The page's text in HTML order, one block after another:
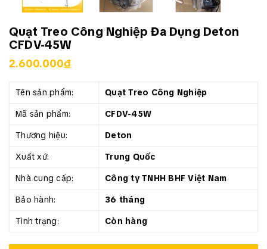
Quạt Treo Công Nghiệp Đa Dụng Deton
CFDV-45W
2.600.000₫
Tên sản phẩm:
Quạt Treo Công Nghiệp
Mã sản phẩm:
CFDV-45W
Thương hiệu:
Deton
Xuất xứ:
Trung Quốc
Nhà cung cấp:
Công ty TNHH BHF Việt Nam
Bảo hành:
36 tháng
Tình trạng:
Còn hàng